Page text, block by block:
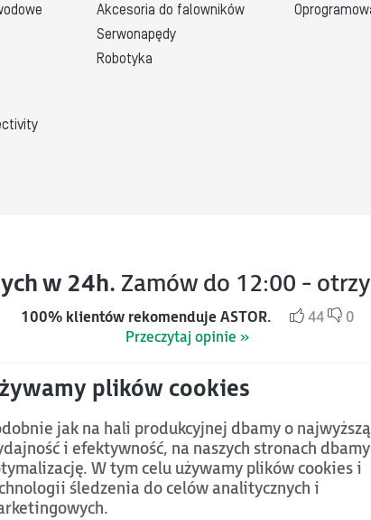
Akcesoria do falowników
Serwonapędy
Robotyka
w 24h. Zamów do 12:00 -
100% klientów rekomenduje ASTOR. 44
0
Przeczytaj opinie »
jak na hali produkcyjnej dbamy o najwyższą
i efektywność, na naszych stronach
W tym celu używamy plików cookies i
śledzenia do celów analitycznych i